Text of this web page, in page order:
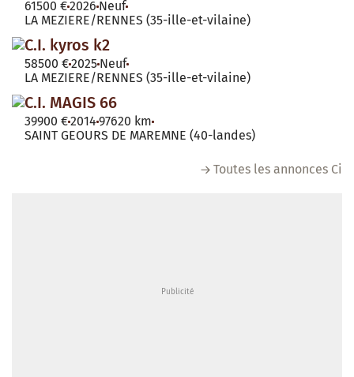
61500 €2026 Neuf
LA MEZIERE/RENNES (35-ille-et-vilaine)
C.I. kyros k2
58500 €2025 Neuf
LA MEZIERE/RENNES (35-ille-et-vilaine)
C.I. MAGIS 66
39900 €2014 97620 km
SAINT GEOURS DE MAREMNE (40-landes)
Toutes les annonces Ci